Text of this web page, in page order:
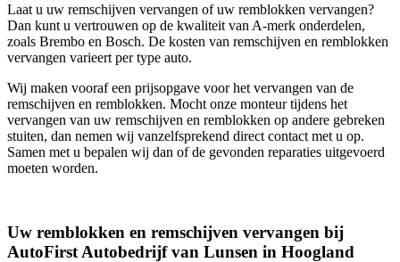
Laat u uw remschijven vervangen of uw remblokken vervangen?
Dan kunt u vertrouwen op de kwaliteit van A-merk onderdelen,
zoals Brembo en Bosch. De kosten van remschijven en remblokken
vervangen varieert per type auto.
Wij maken vooraf een prijsopgave voor het vervangen van de
remschijven en remblokken. Mocht onze monteur tijdens het
vervangen van uw remschijven en remblokken op andere gebreken
stuiten, dan nemen wij vanzelfsprekend direct contact met u op.
Samen met u bepalen wij dan of de gevonden reparaties uitgevoerd
moeten worden.
Uw remblokken en remschijven vervangen bij
AutoFirst Autobedrijf van Lunsen in Hoogland